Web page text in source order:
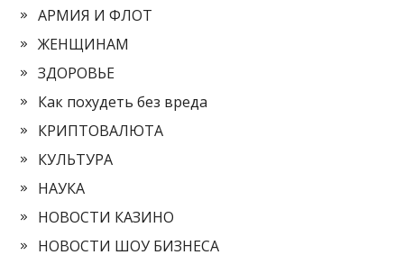
АРМИЯ И ФЛОТ
ЖЕНЩИНАМ
ЗДОРОВЬЕ
Как похудеть без вреда
КРИПТОВАЛЮТА
КУЛЬТУРА
НАУКА
НОВОСТИ КАЗИНО
НОВОСТИ ШОУ БИЗНЕСА